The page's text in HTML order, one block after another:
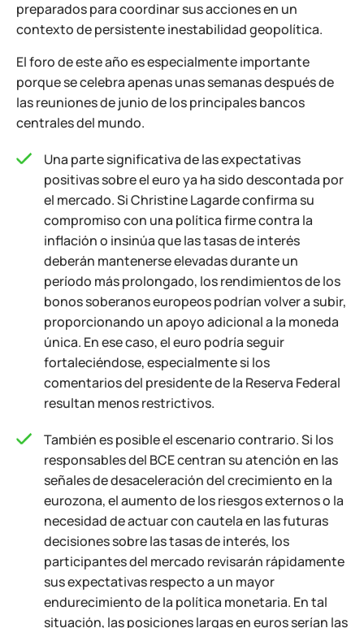
preparados para coordinar sus acciones en un
contexto de persistente inestabilidad geopolítica.
El foro de este año es especialmente importante
porque se celebra apenas unas semanas después de
las reuniones de junio de los principales bancos
centrales del mundo.
Una parte significativa de las expectativas
positivas sobre el euro ya ha sido descontada por
el mercado. Si Christine Lagarde confirma su
compromiso con una política firme contra la
inflación o insinúa que las tasas de interés
deberán mantenerse elevadas durante un
período más prolongado, los rendimientos de los
bonos soberanos europeos podrían volver a subir,
proporcionando un apoyo adicional a la moneda
única. En ese caso, el euro podría seguir
fortaleciéndose, especialmente si los
comentarios del presidente de la Reserva Federal
resultan menos restrictivos.
También es posible el escenario contrario. Si los
responsables del BCE centran su atención en las
señales de desaceleración del crecimiento en la
eurozona, el aumento de los riesgos externos o la
necesidad de actuar con cautela en las futuras
decisiones sobre las tasas de interés, los
participantes del mercado revisarán rápidamente
sus expectativas respecto a un mayor
endurecimiento de la política monetaria. En tal
situación, las posiciones largas en euros serían las